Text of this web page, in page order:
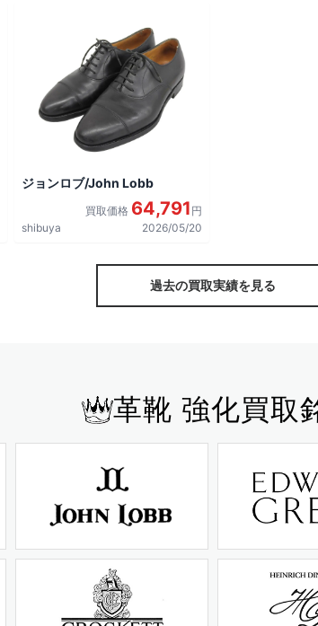
ジョンロブ/John Lobb
買取価格 64,791 円
shibuya
2026/05/20
過去の買取実績を見る
革靴 強化買取